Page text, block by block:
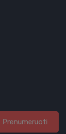
Prenumeruoti